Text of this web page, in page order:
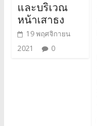
และบริเวณ
หน้าเสาธง
19 พฤศจิกายน
2021
0